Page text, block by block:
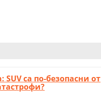
са по-безопасни от